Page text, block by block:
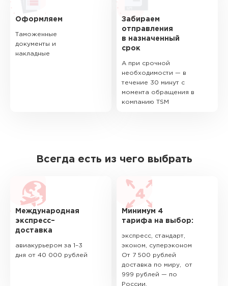
Оформляем
Таможенные
документы и
накладные
Забираем
отправления
в назначенный
срок
А при срочной
необходимости — в
течение 30 минут с
момента обращения в
компанию TSM
Всегда есть из чего выбрать
Международная
экспресс–
доставка
авиакурьером за 1–3
дня от 40 000 рублей
Минимум 4
тарифа на выбор:
экспресс, стандарт,
эконом, суперэконом
От 7 500 рублей
доставка по миру, от
999 рублей — по
России.